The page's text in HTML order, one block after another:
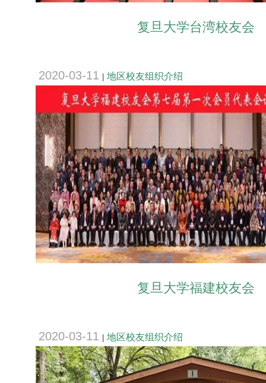
复旦大学台湾校友会
2020-03-11 地区校友组织介绍
复旦大学福建校友会
2020-03-11 地区校友组织介绍